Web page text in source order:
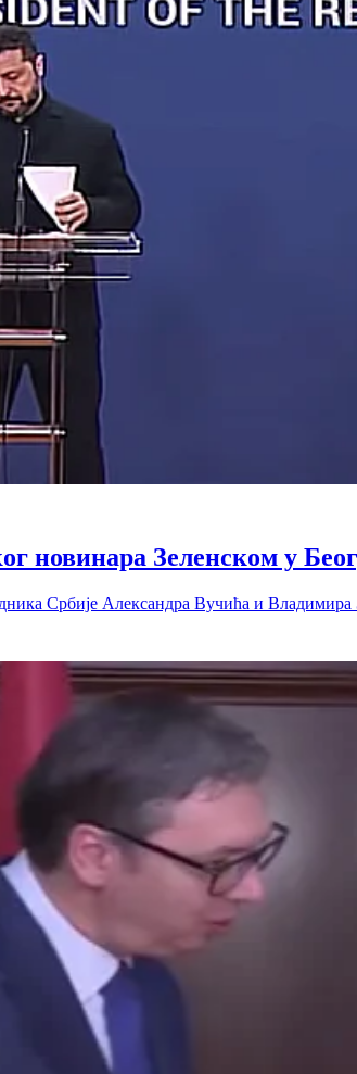
новинара Зеленском у
Србије Александра Вучића и